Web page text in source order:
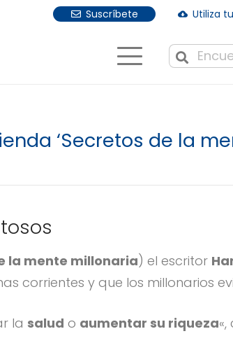
Suscríbete cloud_download Utiliza
‘Secretos de la
la mente millonaria) el escritor
corrientes y que los millonarios
la salud o aumentar su riqueza